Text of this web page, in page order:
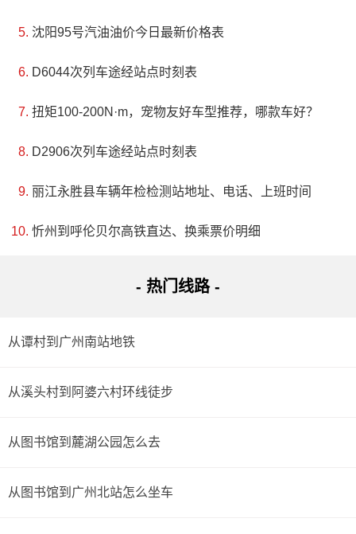
沈阳95号汽油油价今日最新价格表
D6044次列车途经站点时刻表
扭矩100-200N·m，宠物友好车型推荐，哪款车好？
D2906次列车途经站点时刻表
丽江永胜县车辆年检检测站地址、电话、上班时间
忻州到呼伦贝尔高铁直达、换乘票价明细
- 热门线路 -
从谭村到广州南站地铁
从溪头村到阿婆六村环线徒步
从图书馆到麓湖公园怎么去
从图书馆到广州北站怎么坐车